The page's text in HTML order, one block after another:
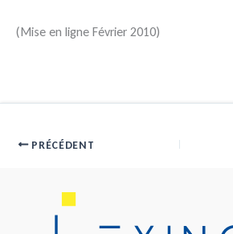
(Mise en ligne Février 2010)
PRÉCÉDENT